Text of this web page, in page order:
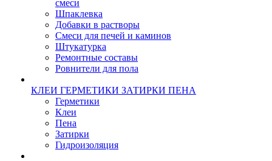
смеси
Шпаклевка
Добавки в растворы
Смеси для печей и каминов
Штукатурка
Ремонтные составы
Ровнители для пола
КЛЕИ ГЕРМЕТИКИ ЗАТИРКИ ПЕНА
Герметики
Клеи
Пена
Затирки
Гидроизоляция